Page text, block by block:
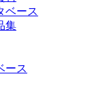
ベース
集
ース